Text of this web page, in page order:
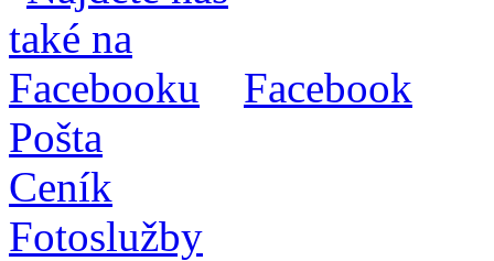
Facebook
Pošta
Ceník
Fotoslužby